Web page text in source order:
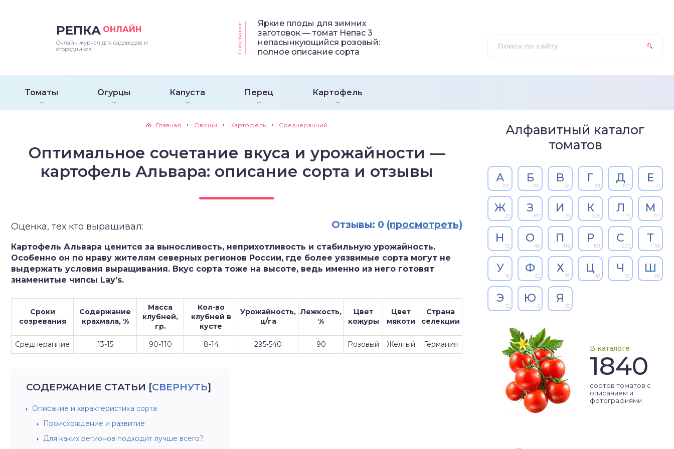
РЕПКА ОНЛАЙН
Онлайн журнал для садоводов и
огородников
Популярное
Яркие плоды для зимних
заготовок — томат Непас 3
непасынкующийся розовый:
полное описание сорта
Томаты Огурцы Капуста Перец Картофель
Главная Овощи Картофель Среднеранний
Оптимальное сочетание вкуса и урожайности —
картофель Альвара: описание сорта и отзывы
Оценка, тех кто выращивал: Отзывы: 0 (просмотреть)
Картофель Альвара ценится за выносливость, неприхотливость и стабильную урожайность.
Особенно он по нраву жителям северных регионов России, где более уязвимые сорта могут не
выдержать условия выращивания. Вкус сорта тоже на высоте, ведь именно из него готовят
знаменитые чипсы Lay’s.
Сроки
созревания
Содержание
крахмала, %
Масса
клубней,
гр.
Кол-во
клубней в
кусте
Урожайность,
ц/га
Лежкость,
%
Цвет
кожуры
Цвет
мякоти
Страна
селекции
Среднеранние 13-15 90-110 8-14 295-540 90 Розовый Желтый Германия
СОДЕРЖАНИЕ СТАТЬИ [СВЕРНУТЬ]
Описание и характеристика сорта
Происхождение и развитие
Для каких регионов подходит лучше всего?
Алфавитный каталог
томатов
А
107
Б
185
В
85
Г
81
Д
107
Е
11
Ж
25
З
87
И
51
К
205
Л
75
М
171
Н
55
О
48
П
114
Р
121
С
223
Т
56
У
16
Ф
32
Х
17
Ц
18
Ч
85
Ш
28
Э
12
Ю
5
Я
33
В каталоге
1840
сортов томатов с
описанием и
фотографиями
и подкормки